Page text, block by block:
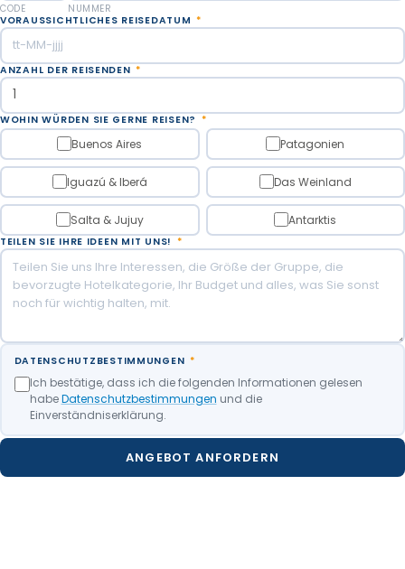
CODE
NUMMER
VORAUSSICHTLICHES REISEDATUM *
ANZAHL DER REISENDEN *
WOHIN WÜRDEN SIE GERNE REISEN? *
Buenos Aires Patagonien
Iguazú & Iberá Das Weinland
Salta & Jujuy Antarktis
TEILEN SIE IHRE IDEEN MIT UNS! *
DATENSCHUTZBESTIMMUNGEN *
Ich bestätige, dass ich die folgenden Informationen gelesen
habeDatenschutzbestimmungen und die
Einverständniserklärung.
ANGEBOT ANFORDERN